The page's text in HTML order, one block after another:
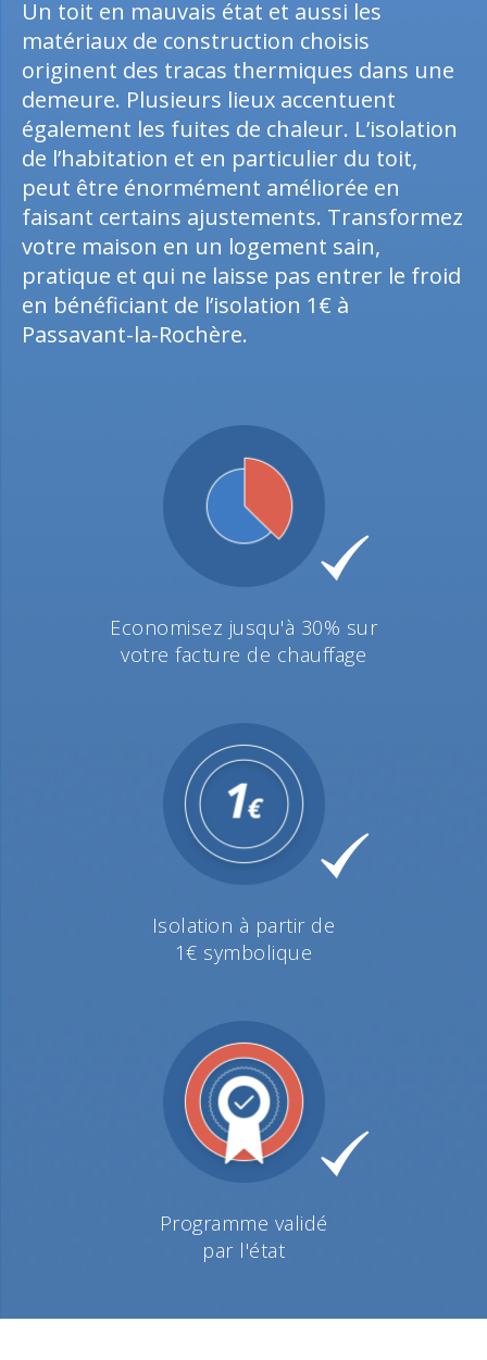
Un toit en mauvais état et aussi les
matériaux de construction choisis
originent des tracas thermiques dans une
demeure. Plusieurs lieux accentuent
également les fuites de chaleur. L’isolation
de l’habitation et en particulier du toit,
peut être énormément améliorée en
faisant certains ajustements. Transformez
votre maison en un logement sain,
pratique et qui ne laisse pas entrer le froid
en bénéficiant de l’isolation 1€ à
Passavant-la-Rochère.
Economisez jusqu'à 30% sur
votre facture de chauffage
Isolation à partir de
1€ symbolique
Programme validé
par l'état